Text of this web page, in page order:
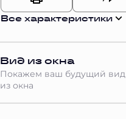
Все характеристики
Вид из окна
Покажем ваш будущий вид
из окна